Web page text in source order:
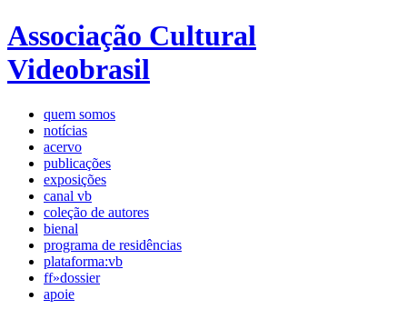
Associação Cultural
Videobrasil
quem somos
notícias
acervo
publicações
exposições
canal vb
coleção de autores
bienal
programa de residências
plataforma:vb
ff»dossier
apoie